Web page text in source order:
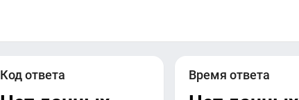
Код ответа Время ответа